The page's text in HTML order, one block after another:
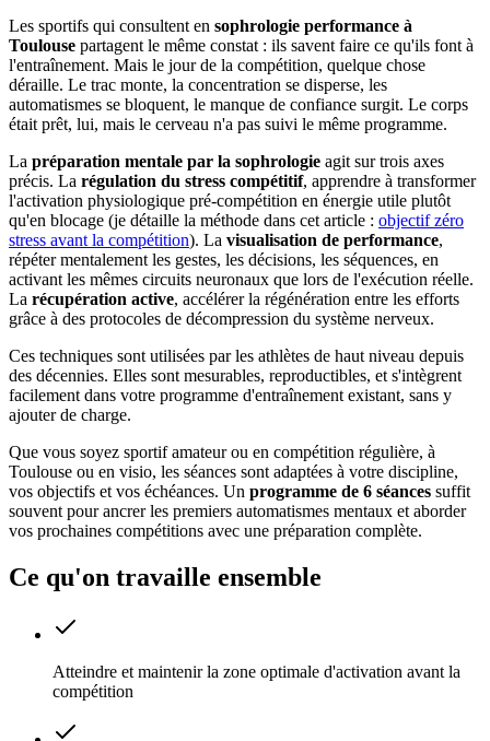
Les sportifs qui consultent en sophrologie performance à
Toulouse partagent le même constat : ils savent faire ce qu'ils font à
l'entraînement. Mais le jour de la compétition, quelque chose
déraille. Le trac monte, la concentration se disperse, les
automatismes se bloquent, le manque de confiance surgit. Le corps
était prêt, lui, mais le cerveau n'a pas suivi le même programme.
La préparation mentale par la sophrologie agit sur trois axes
précis. La régulation du stress compétitif, apprendre à transformer
l'activation physiologique pré-compétition en énergie utile plutôt
qu'en blocage (je détaille la méthode dans cet article : objectif zéro
stress avant la compétition). La visualisation de performance,
répéter mentalement les gestes, les décisions, les séquences, en
activant les mêmes circuits neuronaux que lors de l'exécution réelle.
La récupération active, accélérer la régénération entre les efforts
grâce à des protocoles de décompression du système nerveux.
Ces techniques sont utilisées par les athlètes de haut niveau depuis
des décennies. Elles sont mesurables, reproductibles, et s'intègrent
facilement dans votre programme d'entraînement existant, sans y
ajouter de charge.
Que vous soyez sportif amateur ou en compétition régulière, à
Toulouse ou en visio, les séances sont adaptées à votre discipline,
vos objectifs et vos échéances. Un programme de 6 séances suffit
souvent pour ancrer les premiers automatismes mentaux et aborder
vos prochaines compétitions avec une préparation complète.
Ce qu'on travaille ensemble
Atteindre et maintenir la zone optimale d'activation avant la
compétition